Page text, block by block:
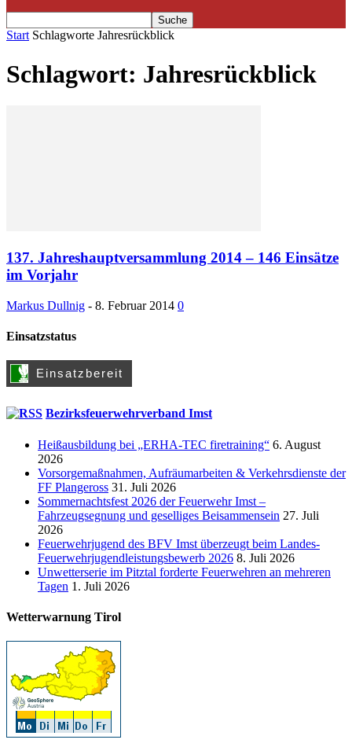
Start Schlagworte Jahresrückblick
Schlagwort: Jahresrückblick
137. Jahreshauptversammlung 2014 – 146 Einsätze
im Vorjahr
Markus Dullnig - 8. Februar 2014 0
Einsatzstatus
Bezirksfeuerwehrverband Imst
Heißausbildung bei „ERHA-TEC firetraining“ 6. August
2026
Vorsorgemaßnahmen, Aufräumarbeiten & Verkehrsdienste der
FF Plangeross 31. Juli 2026
Sommernachtsfest 2026 der Feuerwehr Imst –
Fahrzeugsegnung und geselliges Beisammensein 27. Juli
2026
Feuerwehrjugend des BFV Imst überzeugt beim Landes-
Feuerwehrjugendleistungsbewerb 2026 8. Juli 2026
Unwetterserie im Pitztal forderte Feuerwehren an mehreren
Tagen 1. Juli 2026
Wetterwarnung Tirol